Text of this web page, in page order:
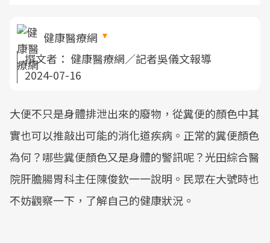
健康醫療網
撰文者： 健康醫療網／記者吳儀文報導
2024-07-16
大便不只是身體排泄出來的廢物，從糞便的顏色中其
實也可以推敲出可能的消化道疾病。正常的糞便顏色
為何？哪些糞便顏色又是身體的警訊呢？光田綜合醫
院肝膽腸胃科主任陳俊欽一一說明。民眾在大號時也
不妨觀察一下，了解自己的健康狀況。